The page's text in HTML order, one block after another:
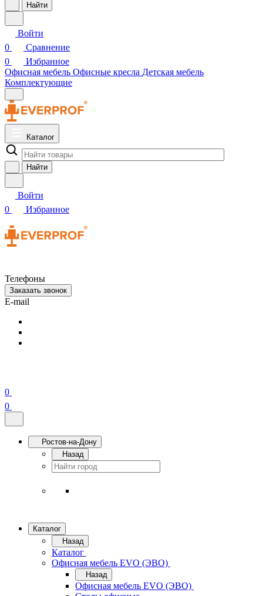
Найти
Войти
0
Сравнение
0
Избранное
Офисная мебель Офисные кресла Детская мебель
Комплектующие
Каталог
Найти
Войти
0
Избранное
Телефоны
Заказать звонок
E-mail
0
0
Ростов-на-Дону
Назад
Каталог
Назад
Каталог
Офисная мебель EVO (ЭВО)
Назад
Офисная мебель EVO (ЭВО)